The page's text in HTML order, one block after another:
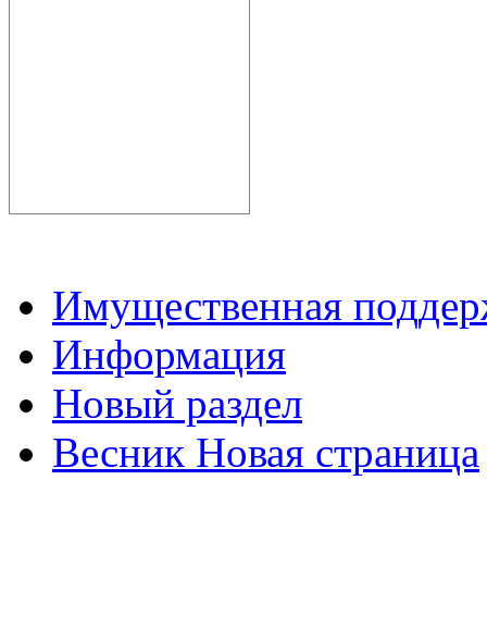
Имущественная
Информация
Новый раздел
Весник Новая страница